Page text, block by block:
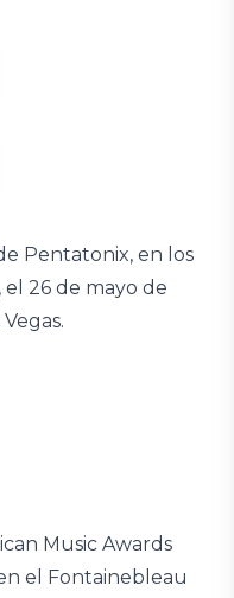
Pentatonix, en los
26 de mayo de
Music Awards
el Fontainebleau